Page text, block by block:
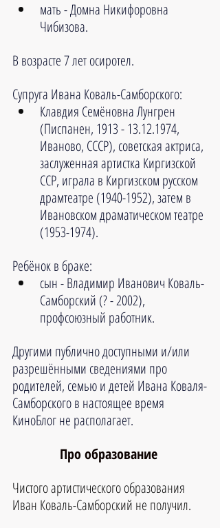
мать - Домна Никифоровна
Чибизова.
В возрасте 7 лет осиротел.
Супруга Ивана Коваль-Самборского:
Клавдия Семёновна Лунгрен
(Писпанен, 1913 - 13.12.1974,
Иваново, СССР), советская актриса,
заслуженная артистка Киргизской
ССР, играла в Киргизском русском
драмтеатре (1940-1952), затем в
Ивановском драматическом театре
(1953-1974).
Ребёнок в браке:
сын - Владимир Иванович Коваль-
Самборский (? - 2002),
профсоюзный работник.
Другими публично доступными и/или
разрешёнными сведениями про
родителей, семью и детей Ивана Коваля-
Самборского в настоящее время
КиноБлог не располагает.
Про образование
Чистого артистического образования
Иван Коваль-Самборский не получил.